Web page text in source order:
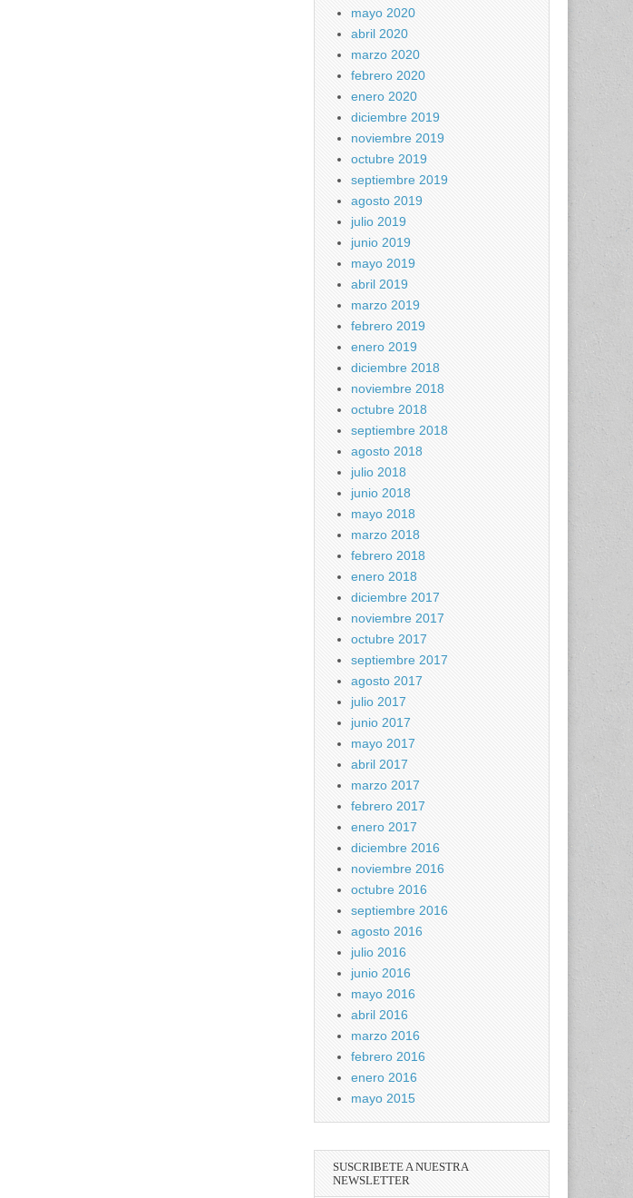
mayo 2020
abril 2020
marzo 2020
febrero 2020
enero 2020
diciembre 2019
noviembre 2019
octubre 2019
septiembre 2019
agosto 2019
julio 2019
junio 2019
mayo 2019
abril 2019
marzo 2019
febrero 2019
enero 2019
diciembre 2018
noviembre 2018
octubre 2018
septiembre 2018
agosto 2018
julio 2018
junio 2018
mayo 2018
marzo 2018
febrero 2018
enero 2018
diciembre 2017
noviembre 2017
octubre 2017
septiembre 2017
agosto 2017
julio 2017
junio 2017
mayo 2017
abril 2017
marzo 2017
febrero 2017
enero 2017
diciembre 2016
noviembre 2016
octubre 2016
septiembre 2016
agosto 2016
julio 2016
junio 2016
mayo 2016
abril 2016
marzo 2016
febrero 2016
enero 2016
mayo 2015
SUSCRIBETE A NUESTRA
NEWSLETTER